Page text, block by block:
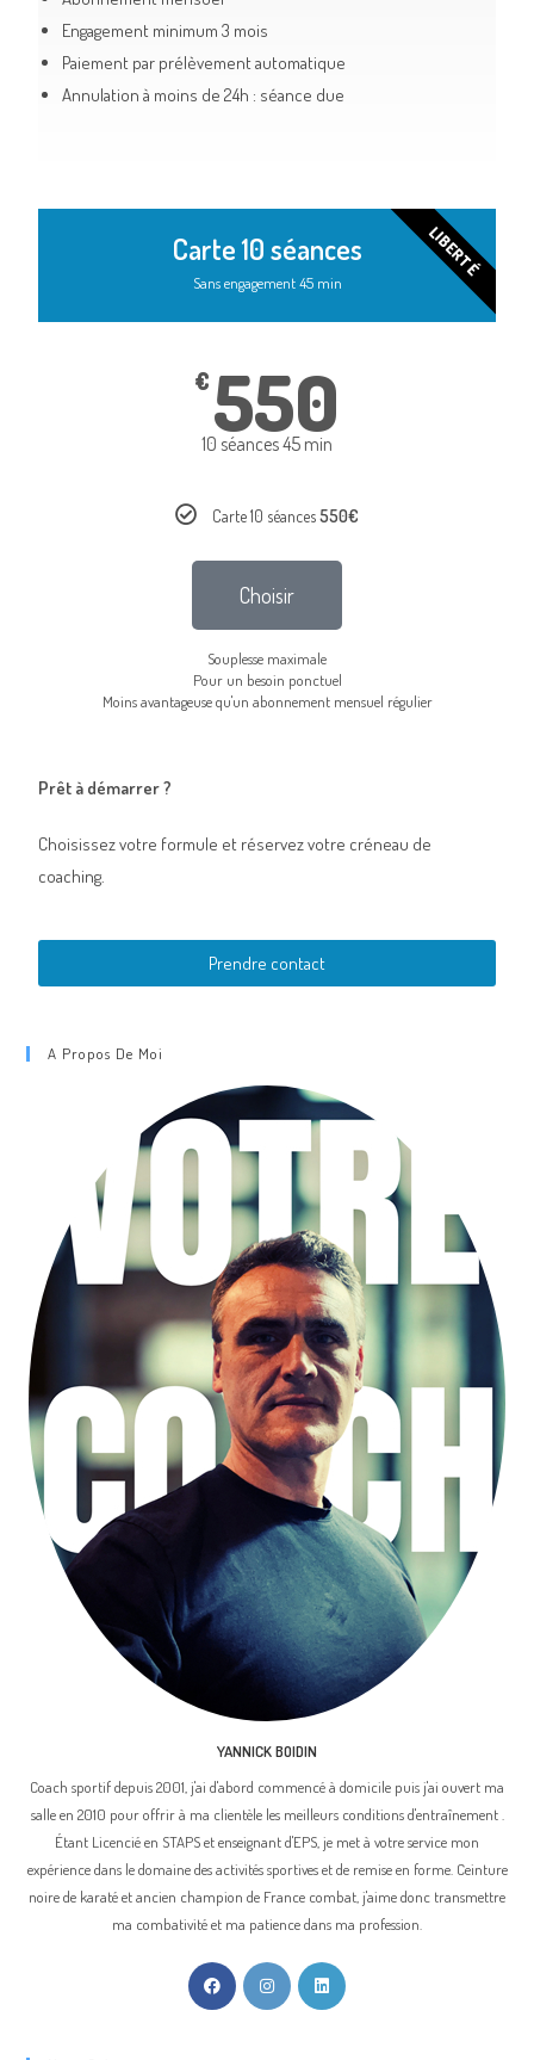
Engagement minimum 3 mois
Paiement par prélèvement automatique
Annulation à moins de 24h : séance due
Carte 10 séances
Sans engagement 45 min
€ 550
10 séances 45 min
Carte 10 séances550€
Choisir
Souplesse maximale
Pour un besoin ponctuel
Moins avantageuse qu'un abonnement mensuel régulier
LIBERTÉ
Prêt à démarrer ?
Choisissez votre formule et réservez votre créneau de
coaching.
Prendre contact
A Propos De Moi
YANNICK BOIDIN
Coach sportif depuis 2001, j'ai d'abord commencé à domicile puis j'ai ouvert ma
salle en 2010 pour offrir à ma clientèle les meilleurs conditions d'entraînement .
Étant Licencié en STAPS et enseignant d'EPS, je met à votre service mon
expérience dans le domaine des activités sportives et de remise en forme. Ceinture
noire de karaté et ancien champion de France combat, j'aime donc transmettre
ma combativité et ma patience dans ma profession.